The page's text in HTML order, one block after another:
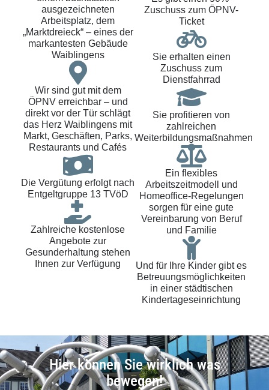
ausgezeichneten
Arbeitsplatz, dem
„Marktdreieck“ – eines der
markantesten Gebäude
Waiblingens
Wir sind gut mit dem
ÖPNV erreichbar – und
direkt vor der Tür schlägt
das Herz Waiblingens mit
Markt, Geschäften, Parks,
Restaurants und Cafés
Die Vergütung erfolgt nach
Entgeltgruppe 13 TVöD
Zahlreiche kostenlose
Angebote zur
Gesunderhaltung stehen
Ihnen zur Verfügung
Zuschuss zum ÖPNV-
Ticket
Sie erhalten einen
Zuschuss zum
Dienstfahrrad
Sie profitieren von
zahlreichen
Weiterbildungsmaßnahmen
Ein flexibles
Arbeitszeitmodell und
Homeoffice-Regelungen
sorgen für eine gute
Vereinbarung von Beruf
und Familie
Und für Ihre Kinder gibt es
Betreuungsmöglichkeiten
in einer städtischen
Kindertageseinrichtung
Hier können Sie wirklich was
bewegen!